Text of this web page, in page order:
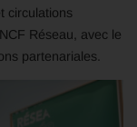
circulations
Réseau, avec le
partenariales.